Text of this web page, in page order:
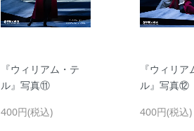
『ウィリアム・テ
ル』写真⑪
400円(税込)
『ウィリア
ル』写真⑫
400円(税込)